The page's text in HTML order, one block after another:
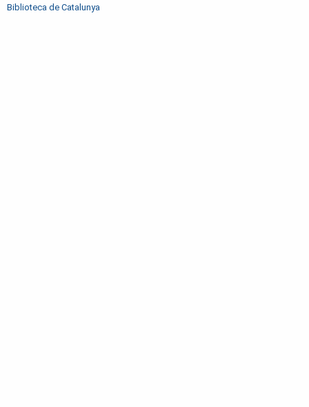
Biblioteca de Catalunya